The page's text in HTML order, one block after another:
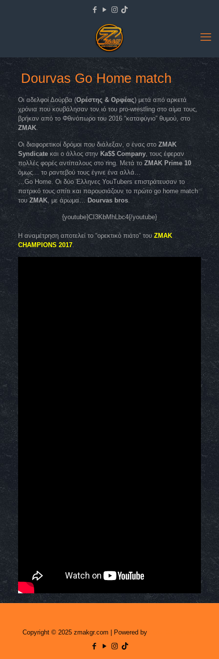
Dourvas Go Home match
Οι αδελφοί Δούρβα (Ορέστης & Ορφέας) μετά από αρκετά
χρόνια που κουβάλησαν τον ιό του pro-wrestling στο αίμα τους,
βρήκαν από το Φθινόπωρο του 2016 “καταφύγιο” θυμού, στο
ZMAK.
Οι διαφορετικοί δρόμοι που διάλεξαν, ο ένας στοZMAK
Syndicateκαι ο άλλος στην Ka$$ Company, τους έφεραν
πολλές φορές αντίπαλους στο ring. Μετά τοZMAK Prime 10
όμως… το ραντεβού τους έγινε ένα αλλά…
…Go Home. Οι δύο Έλληνες YouΤubers επιστράτευσαν το
πατρικό τους σπίτι και παρουσιάζουν το πρώτο go home match
τουZMAK, με άρωμα… Dourvas bros.
{youtube}CI3KbMhLbc4{/youtube}
Η αναμέτρηση αποτελεί το “ορεκτικό πιάτο” του ΖΜΑΚ
CHAMPIONS 2017.
Copyright © 2025 zmakgr.com | Powered by